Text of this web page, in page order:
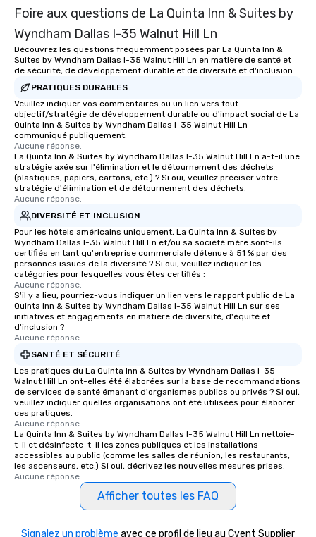
Foire aux questions de La Quinta Inn & Suites by
Wyndham Dallas I-35 Walnut Hill Ln
Découvrez les questions fréquemment posées par La Quinta Inn &
Suites by Wyndham Dallas I-35 Walnut Hill Ln en matière de santé et
de sécurité, de développement durable et de diversité et d'inclusion.
PRATIQUES DURABLES
Veuillez indiquer vos commentaires ou un lien vers tout
objectif/stratégie de développement durable ou d'impact social de La
Quinta Inn & Suites by Wyndham Dallas I-35 Walnut Hill Ln
communiqué publiquement.
Aucune réponse.
La Quinta Inn & Suites by Wyndham Dallas I-35 Walnut Hill Ln a-t-il une
stratégie axée sur l'élimination et le détournement des déchets
(plastiques, papiers, cartons, etc.) ? Si oui, veuillez préciser votre
stratégie d'élimination et de détournement des déchets.
Aucune réponse.
DIVERSITÉ ET INCLUSION
Pour les hôtels américains uniquement, La Quinta Inn & Suites by
Wyndham Dallas I-35 Walnut Hill Ln et/ou sa société mère sont-ils
certifiés en tant qu'entreprise commerciale détenue à 51 % par des
personnes issues de la diversité ? Si oui, veuillez indiquer les
catégories pour lesquelles vous êtes certifiés :
Aucune réponse.
S'il y a lieu, pourriez-vous indiquer un lien vers le rapport public de La
Quinta Inn & Suites by Wyndham Dallas I-35 Walnut Hill Ln sur ses
initiatives et engagements en matière de diversité, d'équité et
d'inclusion ?
Aucune réponse.
SANTÉ ET SÉCURITÉ
Les pratiques du La Quinta Inn & Suites by Wyndham Dallas I-35
Walnut Hill Ln ont-elles été élaborées sur la base de recommandations
de services de santé émanant d'organismes publics ou privés ? Si oui,
veuillez indiquer quelles organisations ont été utilisées pour élaborer
ces pratiques.
Aucune réponse.
La Quinta Inn & Suites by Wyndham Dallas I-35 Walnut Hill Ln nettoie-
t-il et désinfecte-t-il les zones publiques et les installations
accessibles au public (comme les salles de réunion, les restaurants,
les ascenseurs, etc.) Si oui, décrivez les nouvelles mesures prises.
Aucune réponse.
Afficher toutes les FAQ
Signalez un problème avec ce profil de lieu au Cvent Supplier